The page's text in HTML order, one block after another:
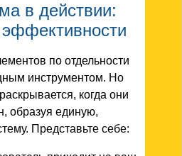
в действии:
по отдельности
инструментом. Но
когда они
образуя единую,
Представьте себе: